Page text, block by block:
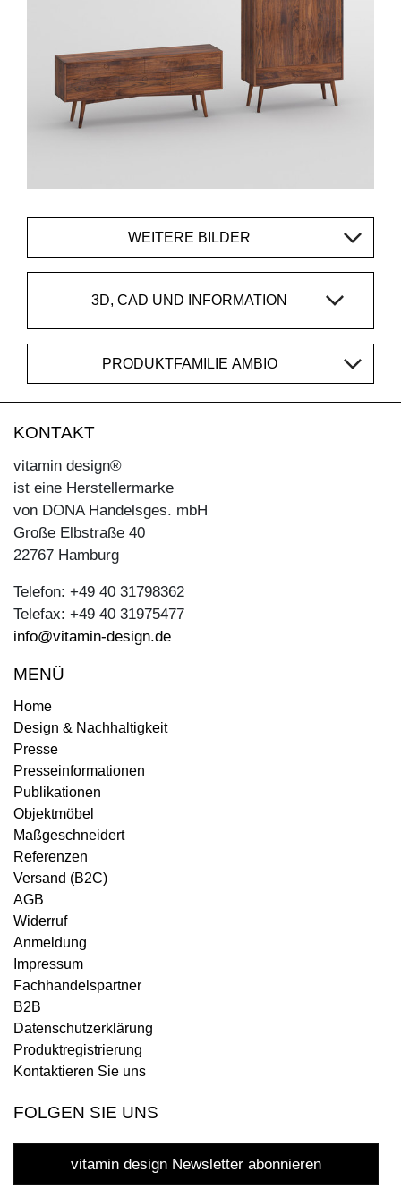
WEITERE BILDER
3D, CAD UND INFORMATION
PRODUKTFAMILIE AMBIO
KONTAKT
vitamin design®
ist eine Herstellermarke
von DONA Handelsges. mbH
Große Elbstraße 40
22767 Hamburg
Telefon: +49 40 31798362
Telefax: +49 40 31975477
info@vitamin-design.de
MENÜ
Home
Design & Nachhaltigkeit
Presse
Presseinformationen
Publikationen
Objektmöbel
Maßgeschneidert
Referenzen
Versand (B2C)
AGB
Widerruf
Anmeldung
Impressum
Fachhandelspartner
B2B
Datenschutzerklärung
Produktregistrierung
Kontaktieren Sie uns
FOLGEN SIE UNS
vitamin design Newsletter abonnieren